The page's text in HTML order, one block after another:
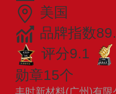
美国
品牌指数
评分9.1
勋章15个
丰时新材料(广州)有